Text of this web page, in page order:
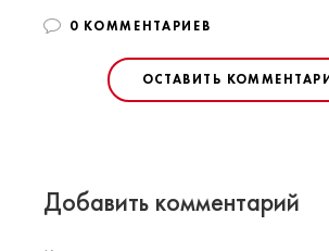
0 КОММЕНТАРИЕВ
ОСТАВИТЬ
Добавить комментарий